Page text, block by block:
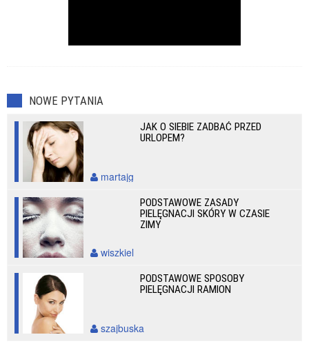
NOWE PYTANIA
JAK O SIEBIE ZADBAĆ PRZED
URLOPEM?
martajg
PODSTAWOWE ZASADY
PIELĘGNACJI SKÓRY W CZASIE
ZIMY
wiszkiel
PODSTAWOWE SPOSOBY
PIELĘGNACJI RAMION
szajbuska